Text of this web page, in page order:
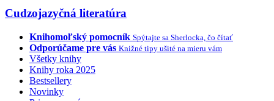
Cudzojazyčná literatúra
Knihomoľský pomocník Spýtajte sa Sherlocka, čo čítať
Odporúčame pre vás Knižné tipy ušité na mieru vám
Všetky knihy
Knihy roka 2025
Bestsellery
Novinky